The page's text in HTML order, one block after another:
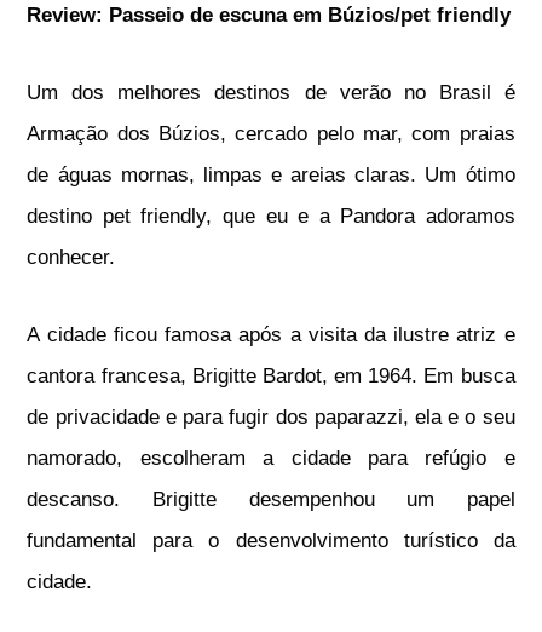
Review: Passeio de escuna em Búzios/pet friendly
Um dos melhores destinos de verão no Brasil é
Armação dos Búzios, cercado pelo mar, com praias
de águas mornas, limpas e areias claras. Um ótimo
destino pet friendly, que eu e a Pandora adoramos
conhecer.
A cidade ficou famosa após a visita da ilustre atriz e
cantora francesa, Brigitte Bardot, em 1964. Em busca
de privacidade e para fugir dos paparazzi, ela e o seu
namorado, escolheram a cidade para refúgio e
descanso. Brigitte desempenhou um papel
fundamental para o desenvolvimento turístico da
cidade.